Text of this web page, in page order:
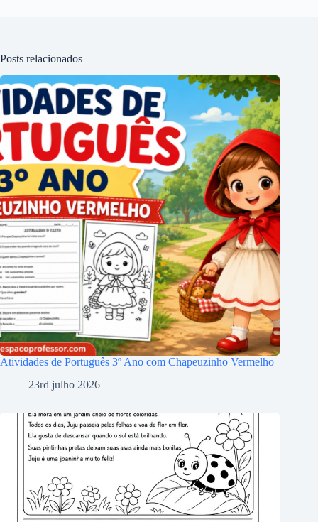
Posts relacionados
Atividades de Português 3º Ano com Chapeuzinho Vermelho
23rd julho 2026